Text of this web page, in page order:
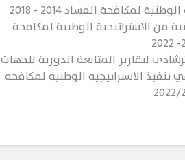
لمكافحة الفساد 2014 - 2018
من الاستراتيجية الوطنية لمكافحة
لتقارير المتابعة الدورية للجهات
تنفيذ الاستراتيجية الوطنية لمكافحة